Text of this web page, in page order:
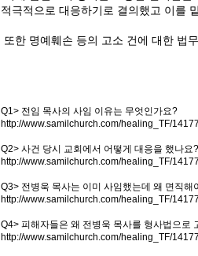
적극적으로 대응하기로 결의했고 이를
또한 명예훼손 등의 고소 건에 대한 법
Q1> 전임 목사의 사임 이유는 무엇인가요?
http://www.samilchurch.com/healing_TF/
Q2> 사건 당시 교회에서 어떻게 대응을 했나요?
http://www.samilchurch.com/healing_TF/
Q3> 전병욱 목사는 이미 사임했는데 왜 면직해
http://www.samilchurch.com/healing_TF/
Q4> 피해자들은 왜 전병욱 목사를 형사법으로
http://www.samilchurch.com/healing_TF/